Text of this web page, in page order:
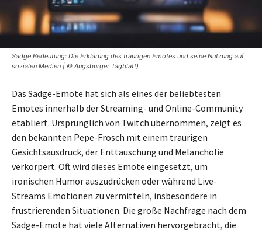
Sadge Bedeutung: Die Erklärung des traurigen Emotes und seine Nutzung auf
sozialen Medien | © Augsburger Tagblatt)
Das Sadge-Emote hat sich als eines der beliebtesten
Emotes innerhalb der Streaming- und Online-Community
etabliert. Ursprünglich von Twitch übernommen, zeigt es
den bekannten Pepe-Frosch mit einem traurigen
Gesichtsausdruck, der Enttäuschung und Melancholie
verkörpert. Oft wird dieses Emote eingesetzt, um
ironischen Humor auszudrücken oder während Live-
Streams Emotionen zu vermitteln, insbesondere in
frustrierenden Situationen. Die große Nachfrage nach dem
Sadge-Emote hat viele Alternativen hervorgebracht, die